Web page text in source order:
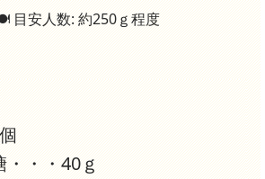
目安人数: 約250ｇ程度
・・40ｇ